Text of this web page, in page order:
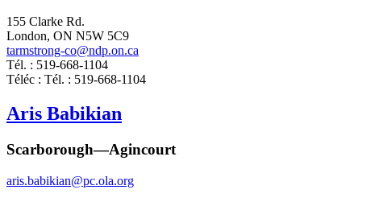
155 Clarke Rd.
London, ON N5W 5C9
tarmstrong-co@ndp.on.ca
Tél. : 519-668-1104
Téléc : Tél. : 519-668-1104
Aris Babikian
Scarborough—Agincourt
aris.babikian@pc.ola.org